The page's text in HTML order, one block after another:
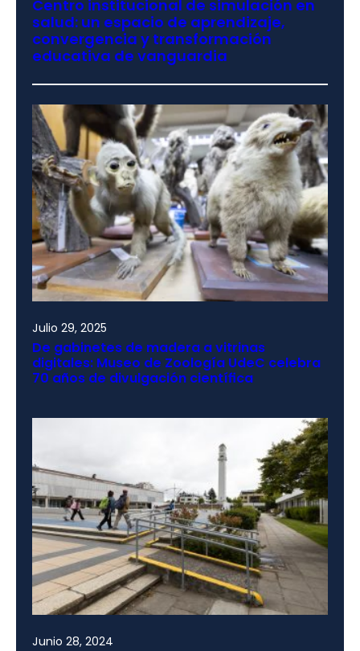
Centro institucional de simulación en
salud: un espacio de aprendizaje,
convergencia y transformación
educativa de vanguardia
Julio 29, 2025
De gabinetes de madera a vitrinas
digitales: Museo de Zoología UdeC celebra
70 años de divulgación científica
Junio 28, 2024